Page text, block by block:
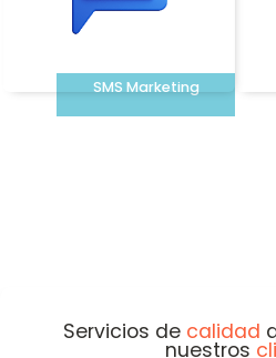
SMS Marketing
Servicios de calidad
nuestros